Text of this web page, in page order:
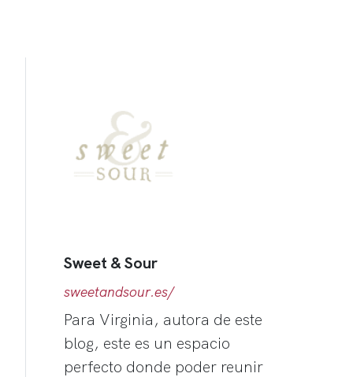
Sweet & Sour
sweetandsour.es/
Para Virginia, autora de este
blog, este es un espacio
perfecto donde poder reunir